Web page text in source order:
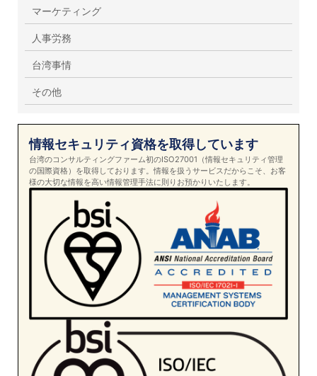
マーケティング
人事労務
台湾事情
その他
情報セキュリティ資格を取得しています
台湾のコンサルティングファーム初のISO27001（情報セキュリティ管理
の国際資格）を取得しております。情報を扱うサービスだからこそ、お客
様の大切な情報を高い情報管理手法に則りお預かりいたします。